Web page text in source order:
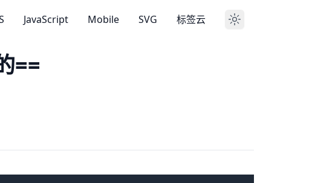
JavaScript Mobile SVG 标签云
==